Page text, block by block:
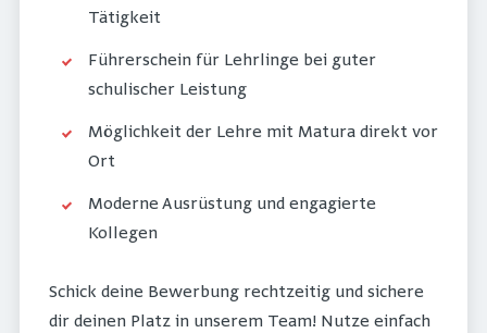
Tätigkeit
Führerschein für Lehrlinge bei guter
schulischer Leistung
Möglichkeit der Lehre mit Matura direkt vor
Ort
Moderne Ausrüstung und engagierte
Kollegen
Schick deine Bewerbung rechtzeitig und sichere
dir deinen Platz in unserem Team! Nutze einfach